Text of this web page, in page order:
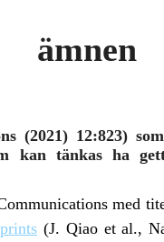
(2021) 12:823)
kan tänkas ha
med
(J. Qiao et al.,